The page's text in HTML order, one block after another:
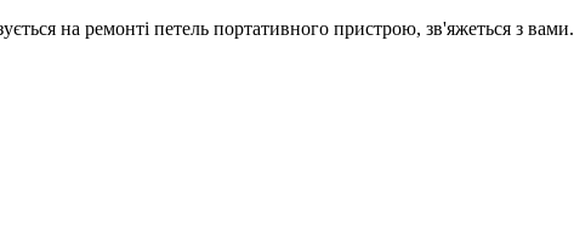
на ремонті петель портативного пристрою, зв'яжеться з вами.